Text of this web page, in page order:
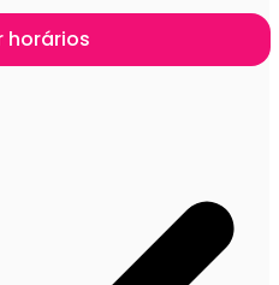
horários